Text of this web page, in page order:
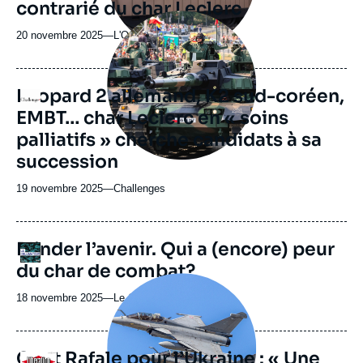
émission
contrarié du char Leclerc
20 novembre 2025—Nom
du
journal,
revue
ou
émission
L'Opinion
Logo
Image
principale
médiatique
Leopard 2 allemand, K2 sud-coréen,
EMBT… char Leclerc en « soins
palliatifs » cherche candidats à sa
succession
19 novembre 2025—Nom
journal,
ou
émission
Challenges
Logo
URL
de
Spotify
Blinder l’avenir. Qui a (encore) peur
du char de combat?
18 novembre 2025—Nom
du
journal,
Le Collimateur
Logo
Image
principale
médiatique